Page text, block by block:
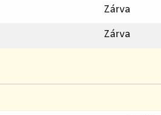
Zárva
Zárva